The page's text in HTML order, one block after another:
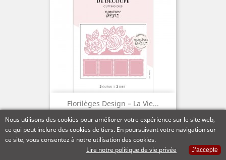
Florilèges Design – La Vie...
Prix
16,40 €
Nous utilisons des cookies pour améliorer votre expérience sur le site web,
ce qui peut inclure des cookies de tiers. En poursuivant votre navigation sur
ce site, vous consentez à notre utilisation des cookies.
Lire notre politique de vie privée
J’accepte